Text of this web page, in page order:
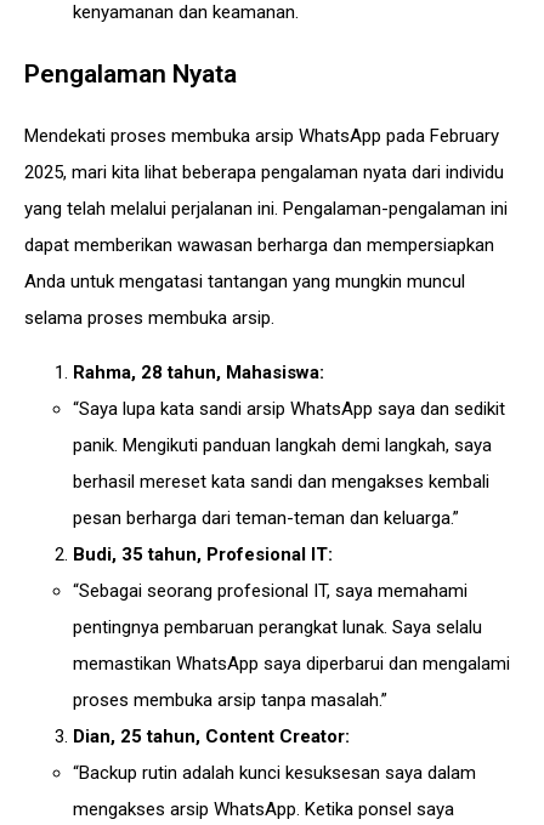
kenyamanan dan keamanan.
Pengalaman Nyata
Mendekati proses membuka arsip WhatsApp pada February
2025, mari kita lihat beberapa pengalaman nyata dari individu
yang telah melalui perjalanan ini. Pengalaman-pengalaman ini
dapat memberikan wawasan berharga dan mempersiapkan
Anda untuk mengatasi tantangan yang mungkin muncul
selama proses membuka arsip.
Rahma, 28 tahun, Mahasiswa:
“Saya lupa kata sandi arsip WhatsApp saya dan sedikit
panik. Mengikuti panduan langkah demi langkah, saya
berhasil mereset kata sandi dan mengakses kembali
pesan berharga dari teman-teman dan keluarga.”
Budi, 35 tahun, Profesional IT:
“Sebagai seorang profesional IT, saya memahami
pentingnya pembaruan perangkat lunak. Saya selalu
memastikan WhatsApp saya diperbarui dan mengalami
proses membuka arsip tanpa masalah.”
Dian, 25 tahun, Content Creator:
“Backup rutin adalah kunci kesuksesan saya dalam
mengakses arsip WhatsApp. Ketika ponsel saya